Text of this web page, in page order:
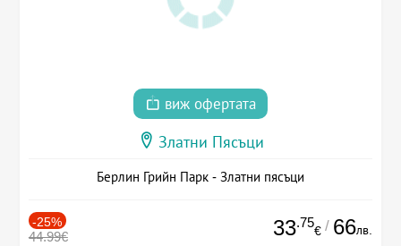
виж офертата
Златни Пясъци
Берлин Грийн Парк - Златни пясъци
-25%
44.99€ 33.75
€ / 66лв.